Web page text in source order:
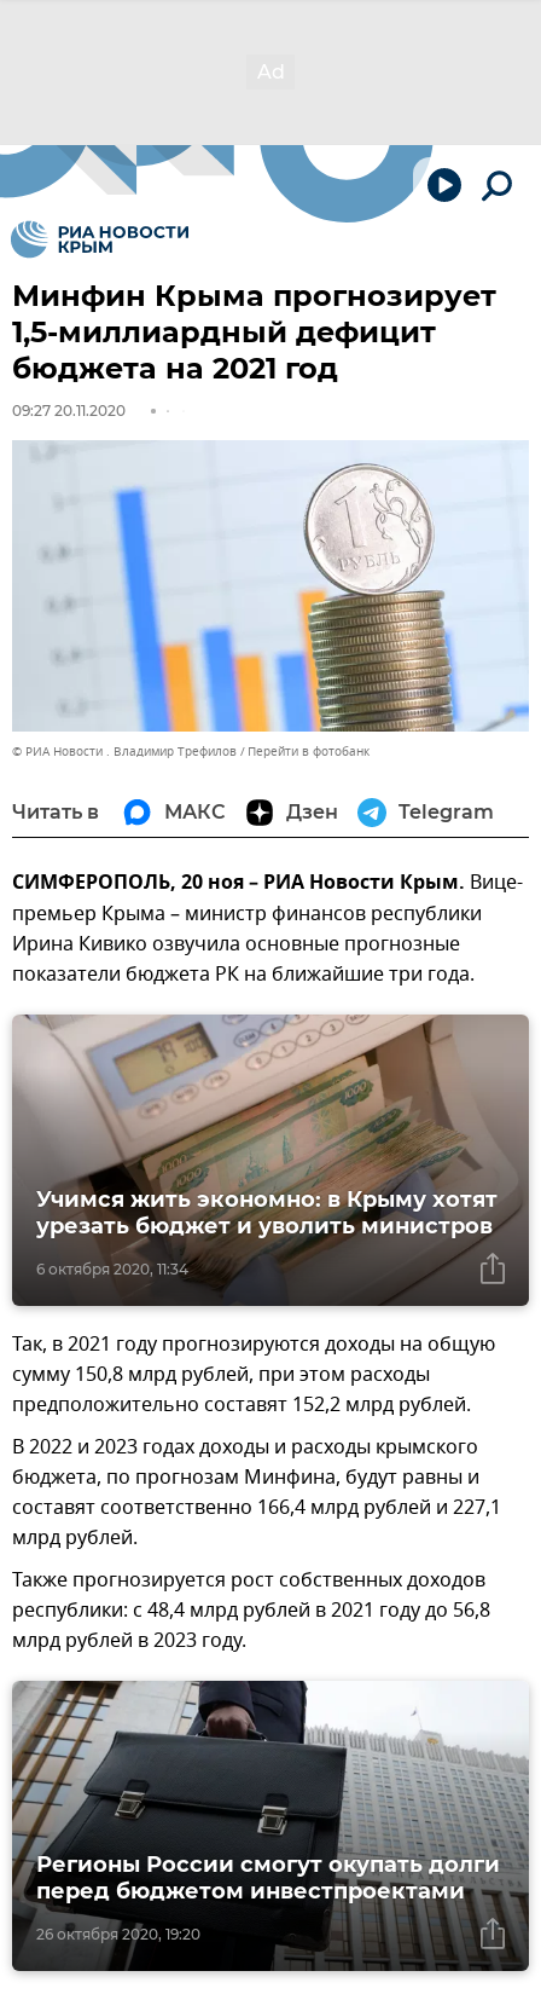
Минфин Крыма прогнозирует
1,5-миллиардный дефицит
бюджета на 2021 год
09:27 20.11.2020
© РИА Новости . Владимир Трефилов Перейти в фотобанк
Читать в МАКС Дзен Telegram
СИМФЕРОПОЛЬ, 20 ноя – РИА Новости Крым. Вице-
премьер Крыма – министр финансов республики
Ирина Кивико озвучила основные прогнозные
показатели бюджета РК на ближайшие три года.
6 октября 2020, 11:34
Учимся жить экономно: в Крыму хотят
урезать бюджет и уволить министров
Так, в 2021 году прогнозируются доходы на общую
сумму 150,8 млрд рублей, при этом расходы
предположительно составят 152,2 млрд рублей.
В 2022 и 2023 годах доходы и расходы крымского
бюджета, по прогнозам Минфина, будут равны и
составят соответственно 166,4 млрд рублей и 227,1
млрд рублей.
Также прогнозируется рост собственных доходов
республики: с 48,4 млрд рублей в 2021 году до 56,8
млрд рублей в 2023 году.
26 октября 2020, 19:20
Регионы России смогут окупать долги
перед бюджетом инвестпроектами